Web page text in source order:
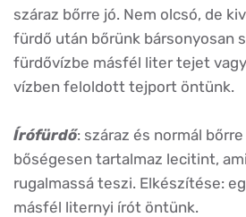
száraz bőrre jó. Nem olcsó, de
fürdő után bőrünk bársonyosan
fürdővízbe másfél liter tejet
vízben feloldott tejport öntünk.
Írófürdő: száraz és normál
bőségesen tartalmaz lecitint,
rugalmassá teszi. Elkészítése:
másfél liternyi írót öntünk.